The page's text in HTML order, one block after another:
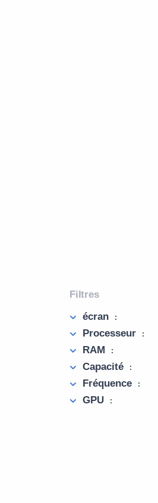
Filtres
écran
:
Processeur :
RAM :
Capacité :
Fréquence :
GPU :